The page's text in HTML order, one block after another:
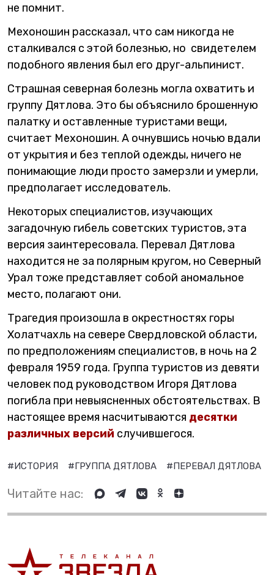
не помнит.
Мехоношин рассказал, что сам никогда не
сталкивался с этой болезнью, но свидетелем
подобного явления был его друг-альпинист.
Страшная северная болезнь могла охватить и
группу Дятлова. Это бы объяснило брошенную
палатку и оставленные туристами вещи,
считает Мехоношин. А очнувшись ночью вдали
от укрытия и без теплой одежды, ничего не
понимающие люди просто замерзли и умерли,
предполагает исследователь.
Некоторых специалистов, изучающих
загадочную гибель советских туристов, эта
версия заинтересовала. Перевал Дятлова
находится не за полярным кругом, но Северный
Урал тоже представляет собой аномальное
место, полагают они.
Трагедия произошла в окрестностях горы
Холатчахль на севере Свердловской области,
по предположениям специалистов, в ночь на 2
февраля 1959 года. Группа туристов из девяти
человек под руководством Игоря Дятлова
погибла при невыясненных обстоятельствах. В
настоящее время насчитываются десятки
различных версий случившегося.
#ИСТОРИЯ #ГРУППА ДЯТЛОВА #ПЕРЕВАЛ ДЯТЛОВА
Читайте нас: